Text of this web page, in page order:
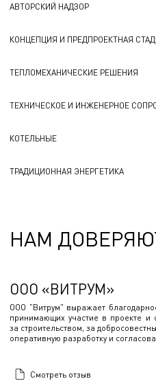
АВТОРСКИЙ НАДЗОР
КОНЦЕПЦИЯ И ПРЕДПРОЕКТНАЯ
ТЕПЛОМЕХАНИЧЕСКИЕ РЕШЕНИЯ
ТЕХНИЧЕСКОЕ И ИНЖЕНЕРНОЕ
КОТЕЛЬНЫЕ
ТРАДИЦИОННАЯ ЭНЕРГЕТИКА
НАМ
ООО «ВИТРУМ»
ООО "Витрум" выражает
принимающих участие в проекте и
за строительством, за
оперативную разработку и
Смотреть отзыв